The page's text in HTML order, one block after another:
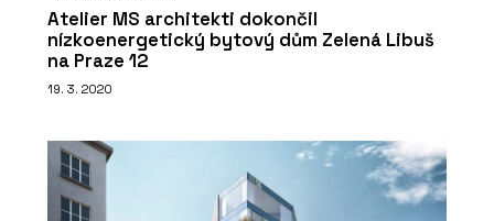
PRODUKTY
Atelier MS architekti dokončil
nízkoenergetický bytový dům Zelená Libuš
na Praze 12
19. 3. 2020